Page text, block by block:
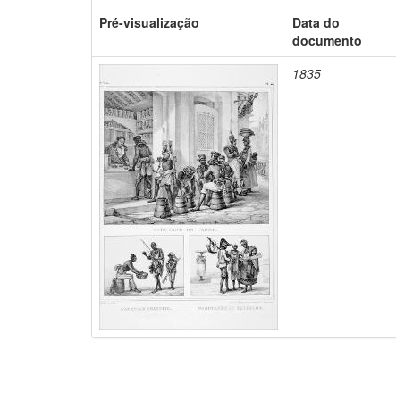
Pré-visualização
Data do
documento
1835